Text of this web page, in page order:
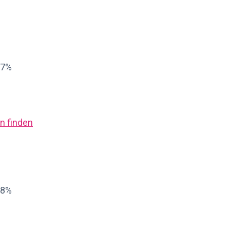
finden